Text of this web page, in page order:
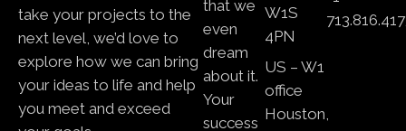
take your projects to the
next level, we’d love to
explore how we can bring
your ideas to life and help
you meet and exceed
that we
even
dream
about it.
Your
success
W1S
4PN
US – W1
office
Houston,